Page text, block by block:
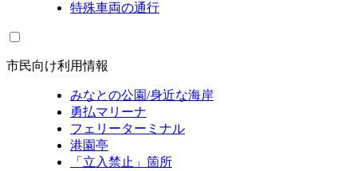
特殊車両の通行
市民向け利用情報
みなとの公園/身近な海岸
勇払マリーナ
フェリーターミナル
港園亭
「立入禁止」箇所